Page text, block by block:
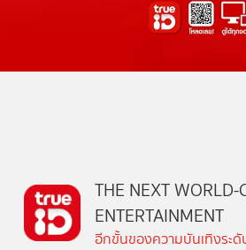
THE NEXT WORLD-
ENTERTAINMENT
อีกขั้นของความบันเทิงระ